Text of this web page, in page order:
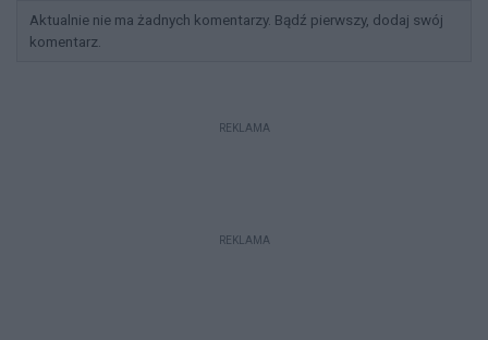
Aktualnie nie ma żadnych komentarzy. Bądź pierwszy, dodaj swój
komentarz.
REKLAMA
REKLAMA